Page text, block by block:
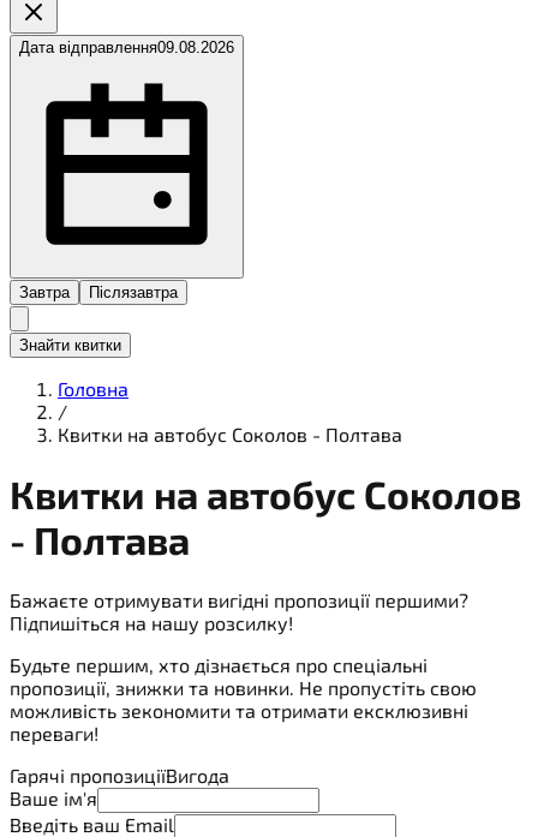
Дата відправлення09.08.2026
Завтра Післязавтра
Знайти квитки
Головна
/
Квитки на автобус Соколов - Полтава
Квитки на автобус Соколов
- Полтава
Бажаєте отримувати вигідні пропозиції першими?
Підпишіться на нашу розсилку!
Будьте першим, хто дізнається про спеціальні
пропозиції, знижки та новинки. Не пропустіть свою
можливість зекономити та отримати ексклюзивні
переваги!
Гарячі пропозиціїВигода
Ваше ім'я
Введіть ваш Email